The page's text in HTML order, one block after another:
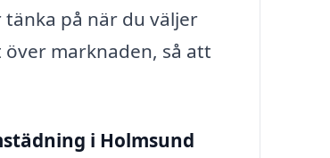
på när du väljer
marknaden, så att
i Holmsund